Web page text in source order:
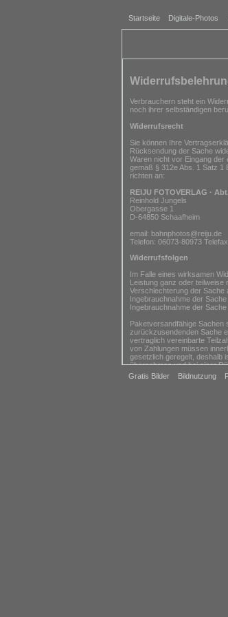
Startseite Digitale-Photos
Gratis Bilder Bildnutzung
Verbrauchern steht ein
noch ihrer selbständigen
Widerrufsrecht
Sie können Ihre
Rücksendung der Sache
Waren nicht vor Eingang der
gemäß § 312e Abs. 1 Satz 1
richten an:
REIJU FOTOVERLAG ·
Reinhold Jungels
Obergasse 1
D-64850 Schaafheim
email: bahnphotos@reiju.de
Telefon: 06073-80973
Widerrufsfolgen
Im Falle eines wirksamen
Leistung ganz oder
Verschlechterung der Sache
Ingebrauchnahme der
Ingebrauchnahme der
Paketversandfähige Sachen
zurückzusendenden Sache
vertraglich vereinbarte
von Zahlungen müssen
gesetzlich geregelt, deshalb
übernehmen und bei einer
Ende der